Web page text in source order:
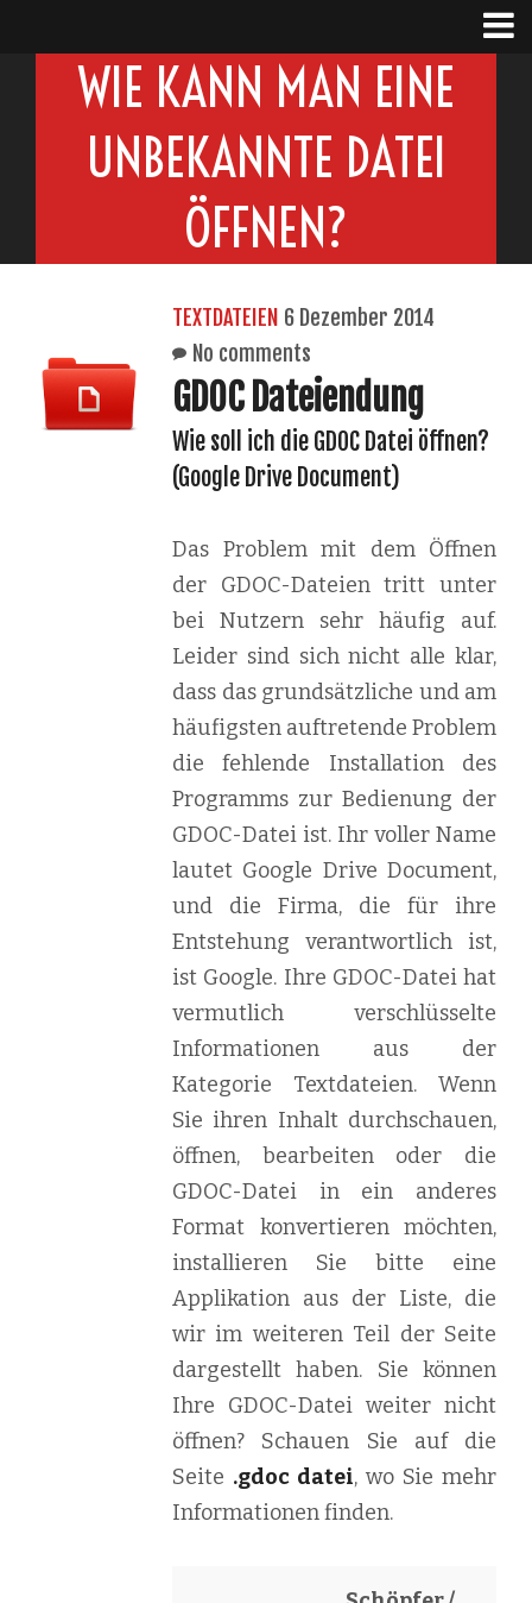
WIE KANN MAN EINE
UNBEKANNTE DATEI
ÖFFNEN?
TEXTDATEIEN 6 Dezember 2014
No comments
GDOC Dateiendung
Wie soll ich die GDOC Datei öffnen?
(Google Drive Document)
Das Problem mit dem Öffnen
der GDOC-Dateien tritt unter
bei Nutzern sehr häufig auf.
Leider sind sich nicht alle klar,
dass das grundsätzliche und am
häufigsten auftretende Problem
die fehlende Installation des
Programms zur Bedienung der
GDOC-Datei ist. Ihr voller Name
lautet Google Drive Document,
und die Firma, die für ihre
Entstehung verantwortlich ist,
ist Google. Ihre GDOC-Datei hat
vermutlich verschlüsselte
Informationen aus der
Kategorie Textdateien. Wenn
Sie ihren Inhalt durchschauen,
öffnen, bearbeiten oder die
GDOC-Datei in ein anderes
Format konvertieren möchten,
installieren Sie bitte eine
Applikation aus der Liste, die
wir im weiteren Teil der Seite
dargestellt haben. Sie können
Ihre GDOC-Datei weiter nicht
öffnen? Schauen Sie auf die
Seite .gdoc datei, wo Sie mehr
Informationen finden.